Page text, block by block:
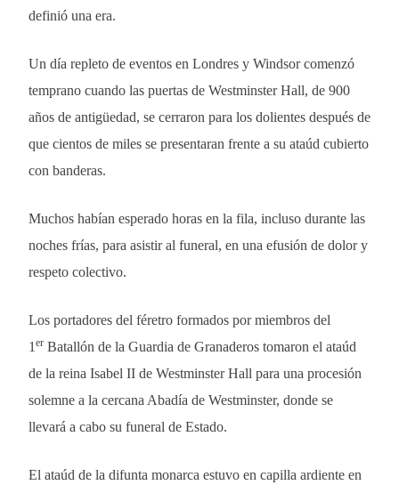
definió una era.
Un día repleto de eventos en Londres y Windsor comenzó
temprano cuando las puertas de Westminster Hall, de 900
años de antigüedad, se cerraron para los dolientes después de
que cientos de miles se presentaran frente a su ataúd cubierto
con banderas.
Muchos habían esperado horas en la fila, incluso durante las
noches frías, para asistir al funeral, en una efusión de dolor y
respeto colectivo.
Los portadores del féretro formados por miembros del
1 er Batallón de la Guardia de Granaderos tomaron el ataúd
de la reina Isabel II de Westminster Hall para una procesión
solemne a la cercana Abadía de Westminster, donde se
llevará a cabo su funeral de Estado.
El ataúd de la difunta monarca estuvo en capilla ardiente en